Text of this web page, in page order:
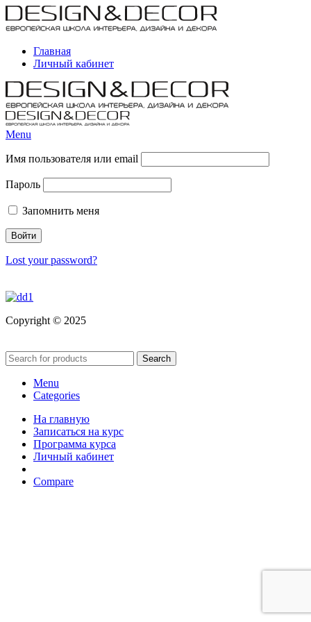
Главная
Личный кабинет
Menu
Имя пользователя или email
Пароль
Запомнить меня
Lost your password?
Copyright © 2025
Search
Menu
Categories
На главную
Записаться на курс
Программа курса
Личный кабинет
Compare